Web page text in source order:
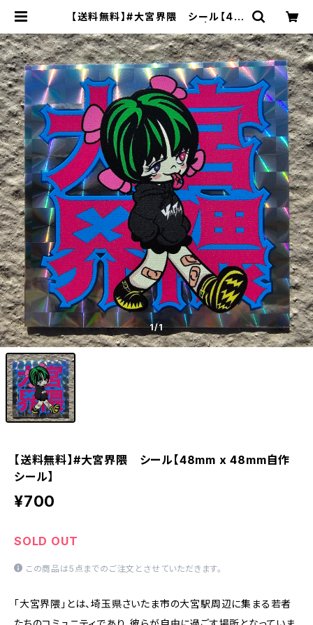
【送料無料】#大宮界隈 シール【48
I
1/1
【送料無料】#大宮界隈 シール【48mm x 48mm自作
シール】
¥700
SOLD OUT
この商品は5点までのご注文とさせていただきます。
「大宮界隈」とは、埼玉県さいたま市の大宮駅周辺に集まる若者